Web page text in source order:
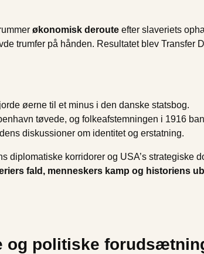
økonomisk deroute efter slaveriets
trumfer på hånden. Resultatet blev Transfer
øerne til et minus i den danske statsbog.
tøvede, og folkeafstemningen i 1916
diskussioner om identitet og erstatning.
korridorer og USA’s strategiske
fald, menneskers kamp og historiens
og politiske